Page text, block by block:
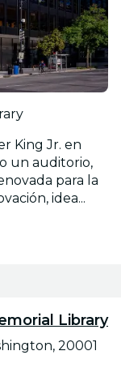
King Jr. en
un auditorio,
para la
idea...
Library
20001